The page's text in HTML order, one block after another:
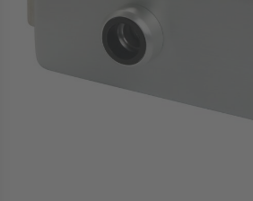
für Kategorie Zargen
für Kategorie